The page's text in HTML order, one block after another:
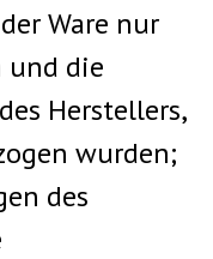
Ware nur
und die
Herstellers,
wurden;
des